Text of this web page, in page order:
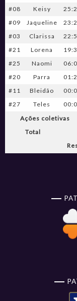
#08
Keisy
#09
Jaqueline
#03
Clarissa
#21
Lorena
#25
Naomi
#20
Parra
#11
Bleidão
#27
Teles
Ações coletivas
Total